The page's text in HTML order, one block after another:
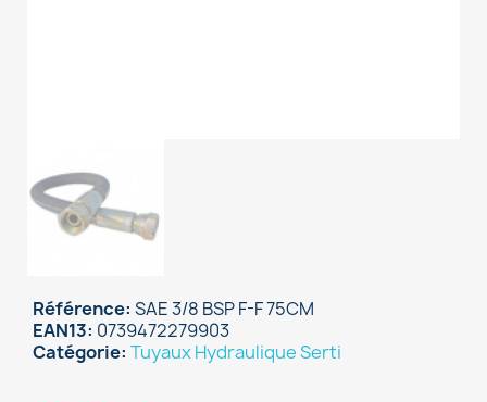
Référence SAE 3/8 BSP F-F 75CM
EAN13 0739472279903
Catégorie Tuyaux Hydraulique Serti